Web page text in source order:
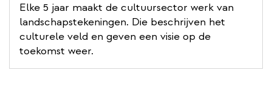
Elke 5 jaar maakt de cultuursector werk van
landschapstekeningen. Die beschrijven het
culturele veld en geven een visie op de
toekomst weer.